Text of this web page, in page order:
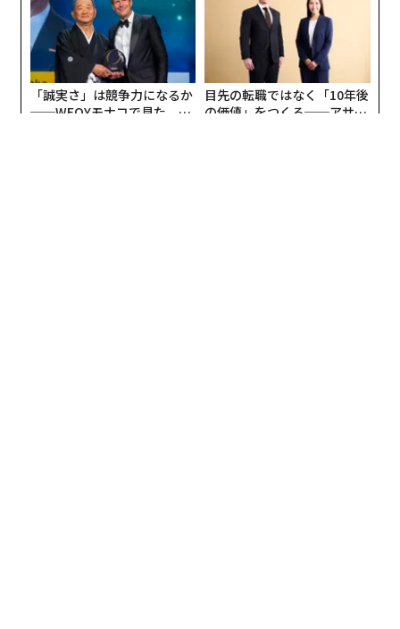
「誠実さ」は競争力になるか
──WEOYモナコで見た、く
目先の転職ではなく「10年後
の価値」をつくる──アサイ